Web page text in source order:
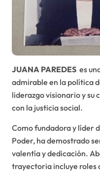
JUANA PAREDES es
admirable en la política
liderazgo visionario y su
con la justicia social.
Como fundadora y líder
Poder, ha demostrado
valentía y dedicación.
trayectoria incluye roles